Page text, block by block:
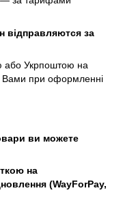
відправляются за
або Укрпоштою на
Вами при оформленні
ви можете
на
(WayForPay,